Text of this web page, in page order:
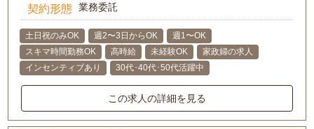
契約形態 業務委託
土日祝のみOK 週2〜3日からOK
週1〜OK
スキマ時間勤務OK
高時給 未経験OK
家政婦の求人
インセンティブあり
30代･40代･50代活躍中
この求人の詳細を見る